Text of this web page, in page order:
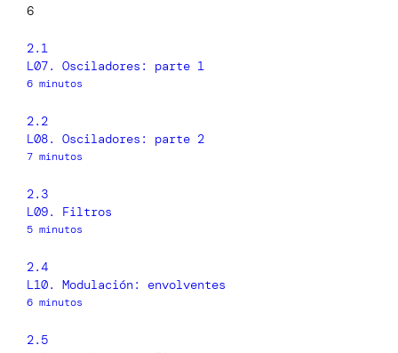
6
2.1
L07. Osciladores: parte 1
6 minutos
2.2
L08. Osciladores: parte 2
7 minutos
2.3
L09. Filtros
5 minutos
2.4
L10. Modulación: envolventes
6 minutos
2.5